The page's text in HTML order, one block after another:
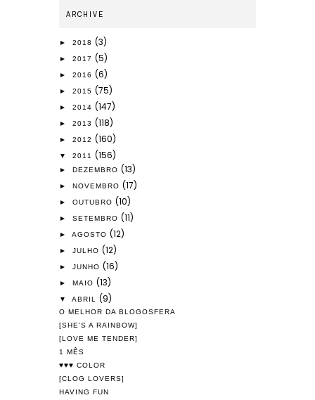
ARCHIVE
► 2018 (3)
► 2017 (5)
► 2016 (6)
► 2015 (75)
► 2014 (147)
► 2013 (118)
► 2012 (160)
▼ 2011 (156)
► DEZEMBRO (13)
► NOVEMBRO (17)
► OUTUBRO (10)
► SETEMBRO (11)
► AGOSTO (12)
► JULHO (12)
► JUNHO (16)
► MAIO (13)
▼ ABRIL (9)
O MELHOR DA BLOGOSFERA
[SHE'S A RAINBOW]
[LOVE ME TENDER]
1 MÊS
♥♥♥ COLOR
[CLOG LOVERS]
HAVING FUN